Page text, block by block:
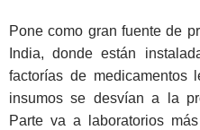
Pone como gran fuente de
India, donde están
factorías de medicamentos
insumos se desvían a la
Parte va a laboratorios